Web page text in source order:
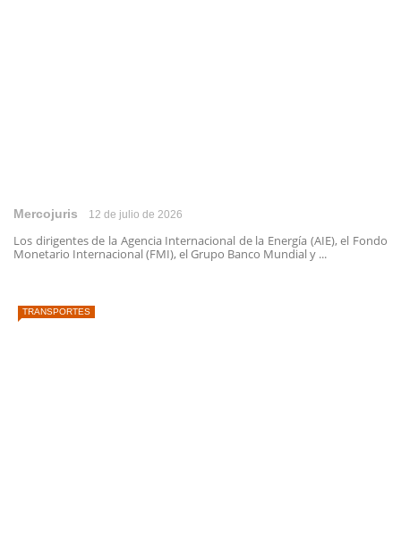
Mercojuris 12 de julio de 2026
Los dirigentes de la Agencia Internacional de la Energía (AIE), el Fondo
Monetario Internacional (FMI), el Grupo Banco Mundial y ...
TRANSPORTES